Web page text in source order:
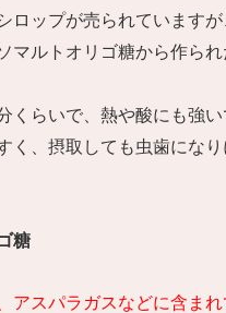
ロップが売られていますが
マルトオリゴ糖から作ら
くらいで、熱や酸にも強い
く、摂取しても虫歯にな
糖
アスパラガスなどに含まれ